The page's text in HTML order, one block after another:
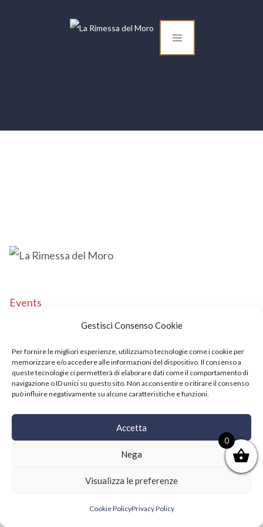
Gestisci Consenso Cookie
Per fornire le migliori esperienze, utilizziamo tecnologie come i cookie per
memorizzare e/o accedere alle informazioni del dispositivo. Il consenso a
queste tecnologie ci permetterà di elaborare dati come il comportamento di
navigazione o ID unici su questo sito. Non acconsentire o ritirare il consenso
può influire negativamente su alcune caratteristiche e funzioni.
Accetta
Nega
Visualizza le preferenze
Cookie PolicyPrivacy Policy
Events
Copyright © 2021 SushiFushi. All Rights Reserved.
0